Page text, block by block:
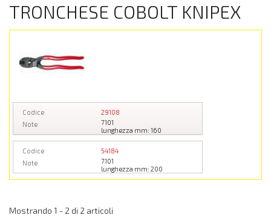
TRONCHESE COBOLT KNIPEX
Codice
29108
Note
7101
lunghezza mm: 160
Codice
54184
Note
7101
lunghezza mm: 200
Mostrando 1 - 2 di 2 articoli